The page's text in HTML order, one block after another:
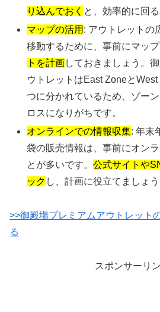
り込んでおく と、効率的に回
マップの活用 : アウトレットの
移動するために、事前にマッ
トを計画しておきましょう。
ウトレットはEast Zoneと
つに分かれているため、ゾー
ロスになりがちです。
オンラインでの情報収集: 年末
袋の販売情報は、事前にオン
とが多いです。公式サイトや
ック し、計画に役立てましょう
>>御殿場プレミアムアウトレット
る
スポンサーリ